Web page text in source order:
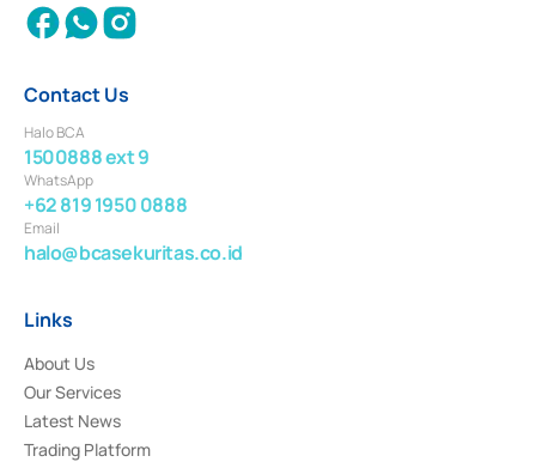
Contact Us
Halo BCA
1500888 ext 9
WhatsApp
+62 819 1950 0888
Email
halo@bcasekuritas.co.id
Links
About Us
Our Services
Latest News
Trading Platform